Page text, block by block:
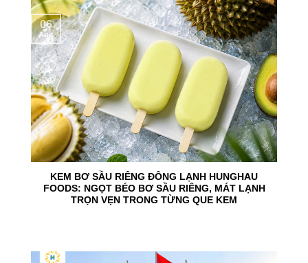
KEM BƠ SẦU RIÊNG ĐÔNG LẠNH HUNGHAU
FOODS: NGỌT BÉO BƠ SẦU RIÊNG, MÁT LẠNH
TRỌN VẸN TRONG TỪNG QUE KEM
06
Aug